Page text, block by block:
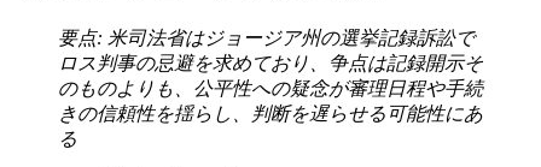
要点: 米司法省はジョージア州の選挙記録訴訟で
ロス判事の忌避を求めており、争点は記録開示そ
のものよりも、公平性への疑念が審理日程や手続
きの信頼性を揺らし、判断を遅らせる可能性にあ
る